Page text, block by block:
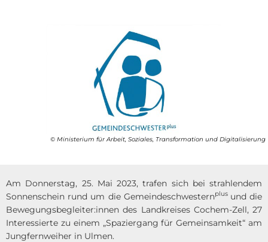
© Ministerium für Arbeit, Soziales, Transformation und Digitalisierung
Am Donnerstag, 25. Mai 2023, trafen sich bei strahlendem
Sonnenschein rund um die Gemeindeschwesternplus und die
Bewegungsbegleiter:innen des Landkreises Cochem-Zell, 27
Interessierte zu einem „Spaziergang für Gemeinsamkeit“ am
Jungfernweiher in Ulmen.